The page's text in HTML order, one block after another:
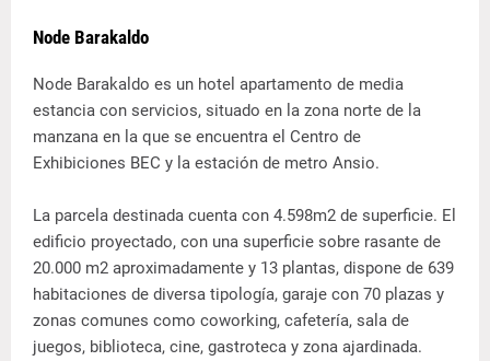
Node Barakaldo
Node Barakaldo es un hotel apartamento de media
estancia con servicios, situado en la zona norte de la
manzana en la que se encuentra el Centro de
Exhibiciones BEC y la estación de metro Ansio.
La parcela destinada cuenta con 4.598m2 de superficie. El
edificio proyectado, con una superficie sobre rasante de
20.000 m2 aproximadamente y 13 plantas, dispone de 639
habitaciones de diversa tipología, garaje con 70 plazas y
zonas comunes como coworking, cafetería, sala de
juegos, biblioteca, cine, gastroteca y zona ajardinada.